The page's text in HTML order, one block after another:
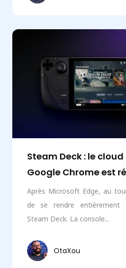
Steam Deck : le
Google Chrome est
Après Microsoft Edge, au
de se rendre entièrement
Steam Deck. La console...
OtaXou